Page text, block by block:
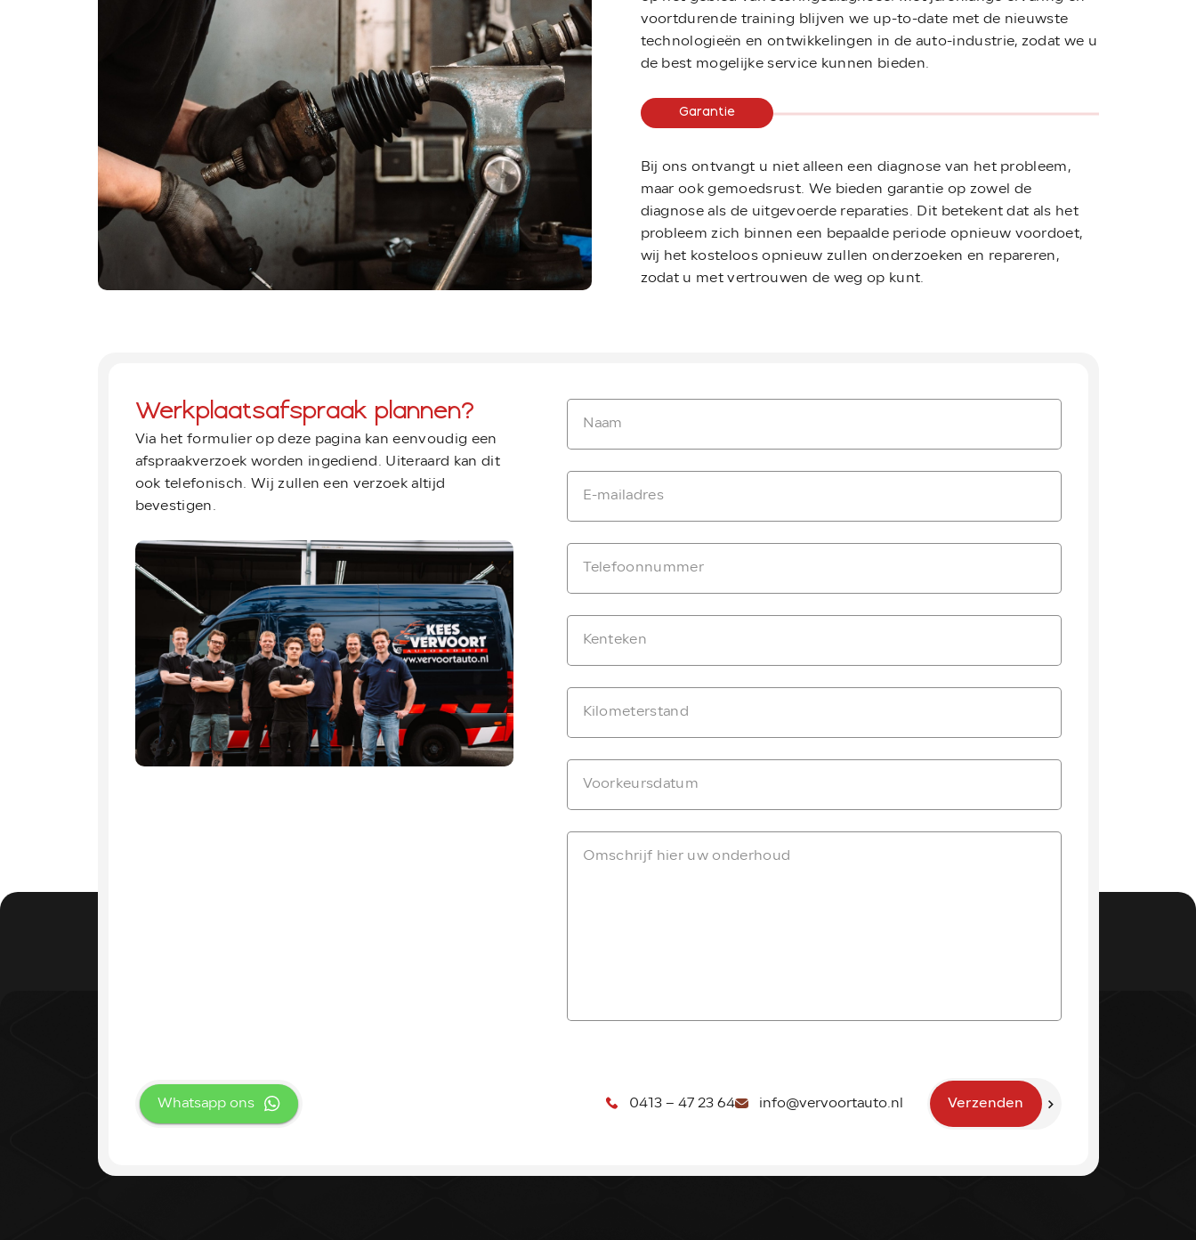
voortdurende training blijven we up-to-date met de nieuwste
technologieën en ontwikkelingen in de auto-industrie, zodat we u
de best mogelijke service kunnen bieden.
Garantie
Bij ons ontvangt u niet alleen een diagnose van het probleem,
maar ook gemoedsrust. We bieden garantie op zowel de
diagnose als de uitgevoerde reparaties. Dit betekent dat als het
probleem zich binnen een bepaalde periode opnieuw voordoet,
wij het kosteloos opnieuw zullen onderzoeken en repareren,
zodat u met vertrouwen de weg op kunt.
Werkplaatsafspraak plannen?
Via het formulier op deze pagina kan eenvoudig een
afspraakverzoek worden ingediend. Uiteraard kan dit
ook telefonisch. Wij zullen een verzoek altijd
bevestigen.
Whatsapp ons 0413 – 47 23 64 info@vervoortauto.nl Verzenden